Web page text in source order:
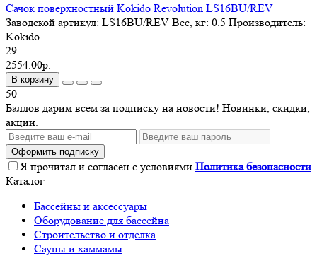
Сачок поверхностный Kokido Revolution LS16BU/REV
Заводской артикул: LS16BU/REV Вес, кг: 0.5 Производитель:
Kokido
29
2554.00р.
В корзину
50
Баллов дарим всем за подписку на новости! Новинки, скидки,
акции.
Оформить подписку
Я прочитал и согласен с условиями Политика безопасности
Каталог
Бассейны и аксессуары
Оборудование для бассейна
Строительство и отделка
Сауны и хаммамы